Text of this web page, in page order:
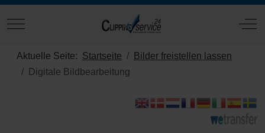
Mobile Menu Toggle Off-
Aktuelle Seite: Startseite
Bilder freistellen lassen
Digitale Bildbearbeitung